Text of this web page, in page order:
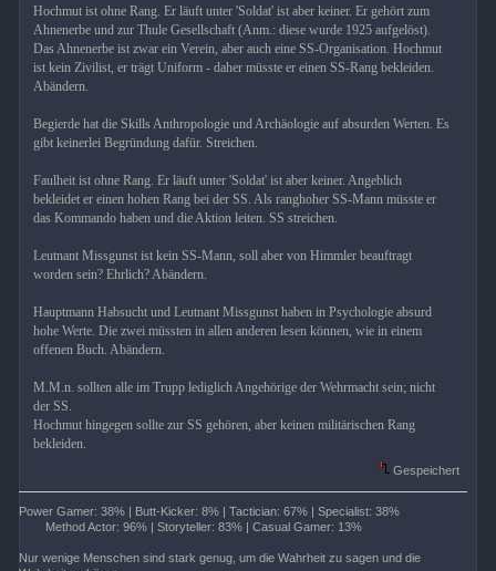
Hochmut ist ohne Rang. Er läuft unter 'Soldat' ist aber keiner. Er gehört zum
Ahnenerbe und zur Thule Gesellschaft (Anm.: diese wurde 1925 aufgelöst).
Das Ahnenerbe ist zwar ein Verein, aber auch eine SS-Organisation. Hochmut
ist kein Zivilist, er trägt Uniform - daher müsste er einen SS-Rang bekleiden.
Abändern.
Begierde hat die Skills Anthropologie und Archäologie auf absurden Werten. Es
gibt keinerlei Begründung dafür. Streichen.
Faulheit ist ohne Rang. Er läuft unter 'Soldat' ist aber keiner. Angeblich
bekleidet er einen hohen Rang bei der SS. Als ranghoher SS-Mann müsste er
das Kommando haben und die Aktion leiten. SS streichen.
Leutnant Missgunst ist kein SS-Mann, soll aber von Himmler beauftragt
worden sein? Ehrlich? Abändern.
Hauptmann Habsucht und Leutnant Missgunst haben in Psychologie absurd
hohe Werte. Die zwei müssten in allen anderen lesen können, wie in einem
offenen Buch. Abändern.
M.M.n. sollten alle im Trupp lediglich Angehörige der Wehrmacht sein; nicht
der SS.
Hochmut hingegen sollte zur SS gehören, aber keinen militärischen Rang
bekleiden.
Gespeichert
Power Gamer: 38% | Butt-Kicker: 8% | Tactician: 67% | Specialist: 38%
Method Actor: 96% | Storyteller: 83% | Casual Gamer: 13%
Nur wenige Menschen sind stark genug, um die Wahrheit zu sagen und die